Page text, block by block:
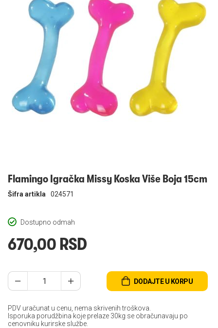
Prijavi se
Flamingo Igračka Missy Koska Više Boja 15cm
Dostupno odmah
Šifra artikla 024571
670,00 RSD
DODAJTE U KORPU
PDV uračunat u cenu, nema skrivenih troškova.
Isporuka porudžbina koje prelaze 30kg se obračunavaju po
cenovniku kurirske službe.